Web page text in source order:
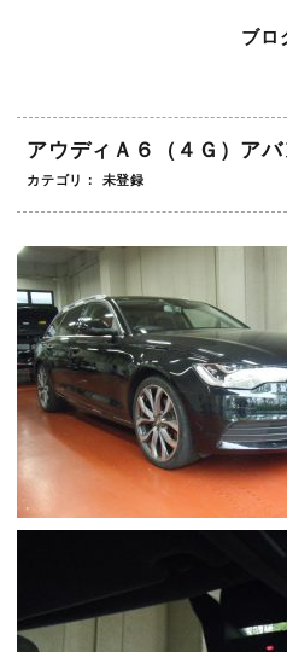
ブロ
アウディＡ６（４Ｇ）ア
カテゴリ： 未登録